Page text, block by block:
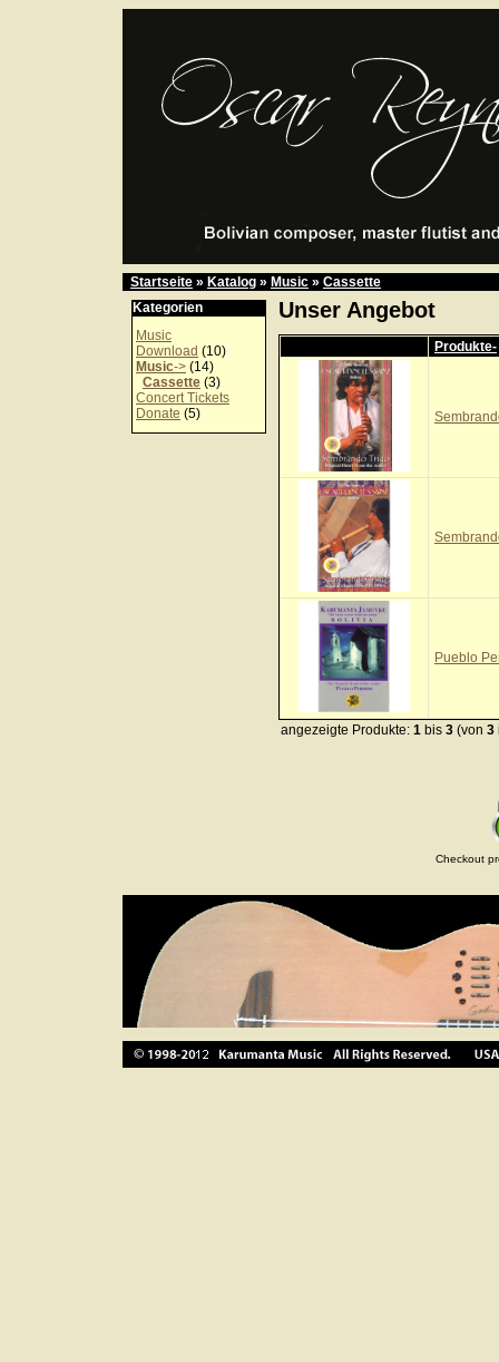
Startseite » Katalog » Music » Cassette
Kategorien
Music
Download (10)
Music-> (14)
Cassette (3)
Concert Tickets
Donate (5)
Unser Angebot
Produkte-
Pueblo
angezeigte Produkte: 1 bis 3 (von 3
Checkout